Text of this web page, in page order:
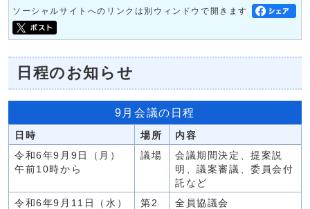
ソーシャルサイトへのリンクは別ウィンドウで開きます
日程のお知らせ
9月会議の日程
日時 場所
内容
令和6年9月9日（月）
午前10時から
議場
会議期間決定、提案説
明、議案審議、委員会付
託など
令和6年9月11日（水）
第2
全員協議会